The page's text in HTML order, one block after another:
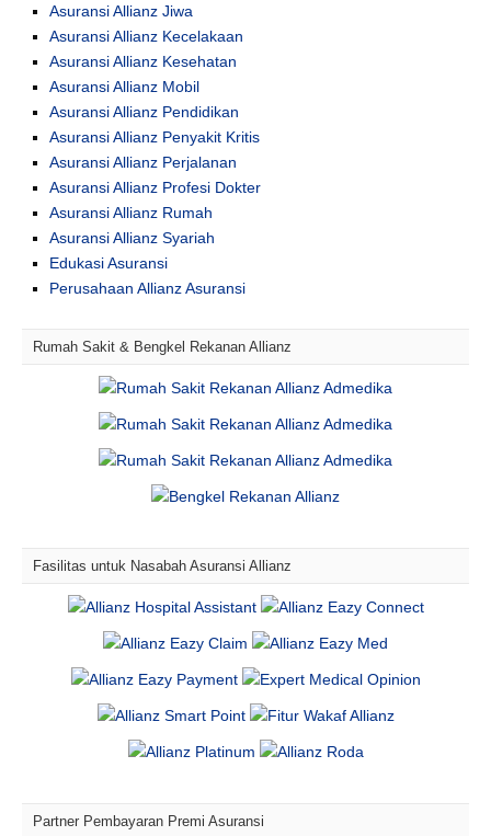
Asuransi Allianz Jiwa
Asuransi Allianz Kecelakaan
Asuransi Allianz Kesehatan
Asuransi Allianz Mobil
Asuransi Allianz Pendidikan
Asuransi Allianz Penyakit Kritis
Asuransi Allianz Perjalanan
Asuransi Allianz Profesi Dokter
Asuransi Allianz Rumah
Asuransi Allianz Syariah
Edukasi Asuransi
Perusahaan Allianz Asuransi
Rumah Sakit & Bengkel Rekanan Allianz
Fasilitas untuk Nasabah Asuransi Allianz
Partner Pembayaran Premi Asuransi